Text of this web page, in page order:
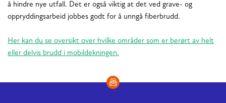
å hindre nye utfall. Det er også viktig at det ved grave- og
oppryddingsarbeid jobbes godt for å unngå fiberbrudd.
Her kan du se oversikt over hvilke områder som er berørt av helt
eller delvis brudd i mobildekningen.